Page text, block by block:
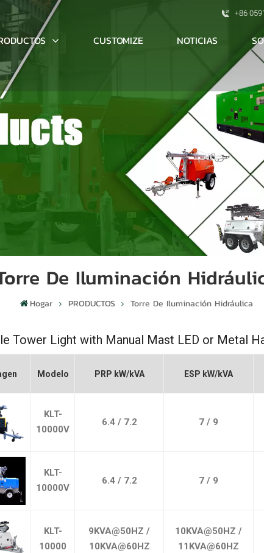
+86
CUSTOMIZE NOTICIAS
De Iluminación
Hogar PRODUCTOS Torre De Iluminación Hidráulica
Tower Light with Manual Mast LED or Metal
Modelo PRP kW/kVA ESP kW/kVA
KLT-
10000V
6.4 / 7.2 7 / 9
KLT-
10000V
6.4 / 7.2 7 / 9
KLT-
10000
9KVA@50HZ /
10KVA@60HZ
10KVA@50HZ /
11KVA@60HZ